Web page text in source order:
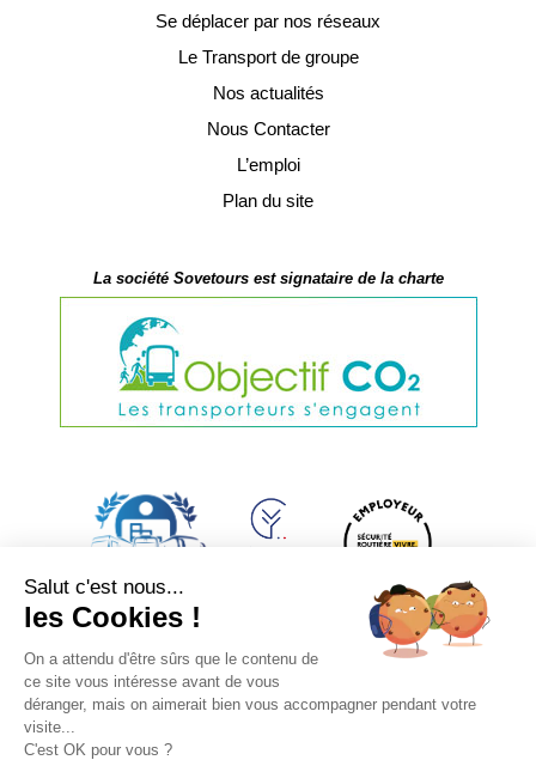
Se déplacer par nos réseaux
Le Transport de groupe
Nos actualités
Nous Contacter
L’emploi
Plan du site
La société Sovetours est signataire de la charte
Salut c'est nous...
les Cookies !
On a attendu d'être sûrs que le contenu de
ce site vous intéresse avant de vous
déranger, mais on aimerait bien vous accompagner pendant votre
visite...
C'est OK pour vous ?